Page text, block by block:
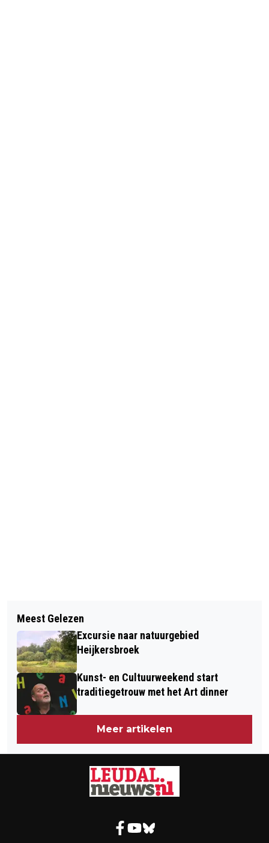
SAMENVOEGING VESTIGINGEN VAN
HECKE HOUBEN NOTARISSEN
HEYTHUYSEN EN ROERMOND
AI: EEN PRAKTISCHE EN
FILOSOFISCHE BLIK
Meest Gelezen
Excursie naar natuurgebied
Heijkersbroek
Kunst- en Cultuurweekend start
traditiegetrouw met het Art dinner
Meer artikelen